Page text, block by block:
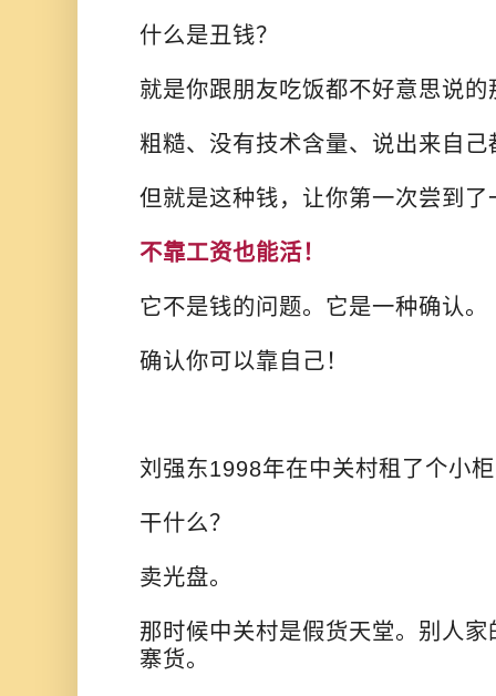
什么是丑钱？
就是你跟朋友吃饭都不好意思说
粗糙、没有技术含量、说出来自己
但就是这种钱，让你第一次尝到
不靠工资也能活！
它不是钱的问题。它是一种确认。
确认你可以靠自己！
刘强东1998年在中关村租了个小
干什么？
卖光盘。
那时候中关村是假货天堂。别人
寨货。